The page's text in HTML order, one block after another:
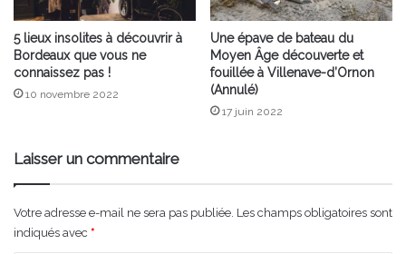
5 lieux insolites à découvrir à
Bordeaux que vous ne
connaissez pas !
10 novembre 2022
Une épave de bateau du
Moyen Âge découverte et
fouillée à Villenave-d’Ornon
(Annulé)
17 juin 2022
Laisser un commentaire
Votre adresse e-mail ne sera pas publiée. Les champs obligatoires sont
indiqués avec *